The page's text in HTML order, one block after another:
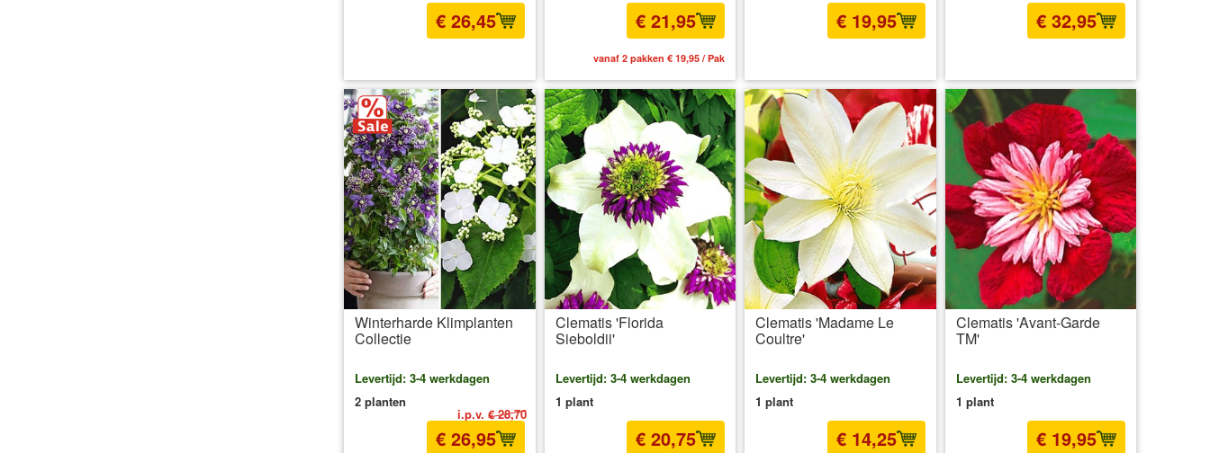
€ 26,45 € 21,95
vanaf 2 pakken € 19,95 / Pak
€ 19,95 € 32,95
Winterharde Klimplanten
Collectie
i.p.v. € 28,70
Levertijd: 3-4 werkdagen
2 planten
€ 26,95
Clematis 'Florida
Sieboldii'
Levertijd: 3-4 werkdagen
1 plant
€ 20,75
Clematis 'Madame Le
Coultre'
Levertijd: 3-4 werkdagen
1 plant
€ 14,25
Clematis 'Avant-Garde
TM'
Levertijd: 3-4 werkdagen
1 plant
€ 19,95